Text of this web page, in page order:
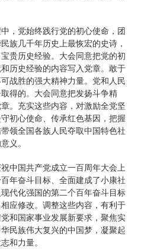
，党始终践行党的初心使命，团
族几千年历史上最恢宏的史诗，
贵历史经验。大会同意把党的初
历史经验的内容写入党章。敢于
战胜的强大精神力量。党和人民
得的。大会同意把发扬斗争精
。充实这些内容，对激励全党坚
初心使命、传承红色基因，把握
领全国各族人民夺取中国特色社
义。
中国共产党成立一百周年大会上
年奋斗目标、全面建成了小康社
代化强国的第二个百年奋斗目标
应修改。调整这些内容，有利于
和国家事业发展新要求，聚焦实
民族伟大复兴的中国梦，凝聚起
和力量。